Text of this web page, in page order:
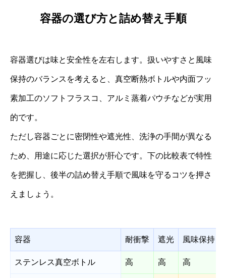
容器の選び方と詰め替え手順
容器選びは味と安全性を左右します。扱いやすさと風味
保持のバランスを考えると、真空断熱ボトルや内面フッ
素加工のソフトフラスコ、アルミ蒸着パウチなどが実用
的です。
ただし容器ごとに密閉性や遮光性、洗浄の手間が異なる
ため、用途に応じた選択が肝心です。下の比較表で特性
を把握し、後半の詰め替え手順で風味を守るコツを押さ
えましょう。
容器 耐衝撃 遮光 風味保持
ステンレス真空ボトル 高 高 高